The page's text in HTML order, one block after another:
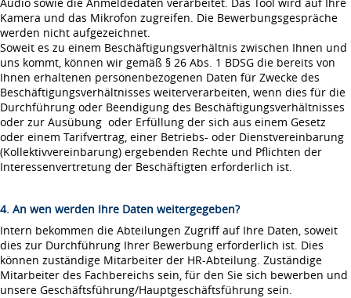
Kamera und das Mikrofon zugreifen. Die Bewerbungsgespräche
werden nicht aufgezeichnet.
Soweit es zu einem Beschäftigungsverhältnis zwischen Ihnen und
uns kommt, können wir gemäß § 26 Abs. 1 BDSG die bereits von
Ihnen erhaltenen personenbezogenen Daten für Zwecke des
Beschäftigungsverhältnisses weiterverarbeiten, wenn dies für die
Durchführung oder Beendigung des Beschäftigungsverhältnisses
oder zur Ausübung oder Erfüllung der sich aus einem Gesetz
oder einem Tarifvertrag, einer Betriebs- oder Dienstvereinbarung
(Kollektivvereinbarung) ergebenden Rechte und Pflichten der
Interessenvertretung der Beschäftigten erforderlich ist.
4. An wen werden Ihre Daten weitergegeben?
Intern bekommen die Abteilungen Zugriff auf Ihre Daten, soweit
dies zur Durchführung Ihrer Bewerbung erforderlich ist. Dies
können zuständige Mitarbeiter der HR-Abteilung. Zuständige
Mitarbeiter des Fachbereichs sein, für den Sie sich bewerben und
unsere Geschäftsführung/Hauptgeschäftsführung sein.